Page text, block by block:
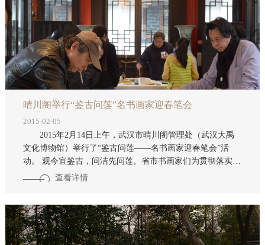
项高尚的娱乐活动。 竞猜活动安排如下： 一、时间：19—
24日（初
晴川阁举行“鉴古问莲”名书画家迎春笔会
2015-02-05
文化博物馆）举行了“鉴古问莲——名书画家迎春笔会”活
动。 观今宜鉴古，问洁先问莲。省市书画家们为贯彻落实习
近平总书记在北京文艺工作座谈会上重要讲话精神，结合当
好。书画家们感言，用自己独特的方式表达对党中央的拥
护，对祖国的祝福和对家乡的祝愿。 参加笔会的书画家有刘
一原、江中潮、毛宗泽、钟鸣、罗彬、周分田等省市名家。
查看详情